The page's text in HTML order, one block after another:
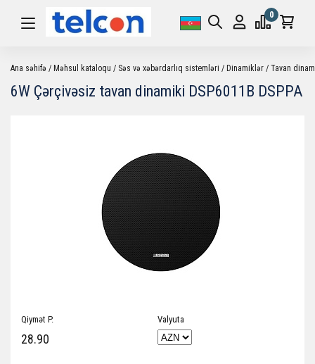
0
Ana səhifə Məhsul kataloqu Səs və xəbərdarlıq sistemləri Dinamiklər Tavan
6W Çərçivəsiz tavan dinamiki DSP6011B DSPPA
Qiymət P.
28.90
Valyuta